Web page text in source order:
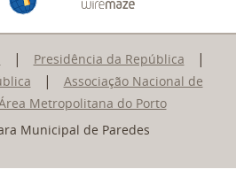
| Presidência da República |
|
Associação Nacional de
Metropolitana do Porto
Municipal de Paredes